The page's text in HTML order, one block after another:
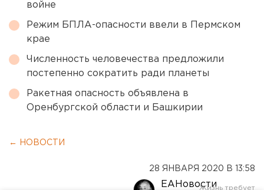
войне
Режим БПЛА-опасности ввели в Пермском
крае
Численность человечества предложили
постепенно сократить ради планеты
Ракетная опасность объявлена в
Оренбургской области и Башкирии
← НОВОСТИ
28 ЯНВАРЯ 2020 В 13:58
ЕАНовости